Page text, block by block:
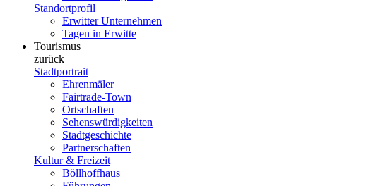
Standortprofil
Erwitter Unternehmen
Tagen in Erwitte
Tourismus
zurück
Stadtportrait
Ehrenmäler
Fairtrade-Town
Ortschaften
Sehenswürdigkeiten
Stadtgeschichte
Partnerschaften
Kultur & Freizeit
Böllhoffhaus